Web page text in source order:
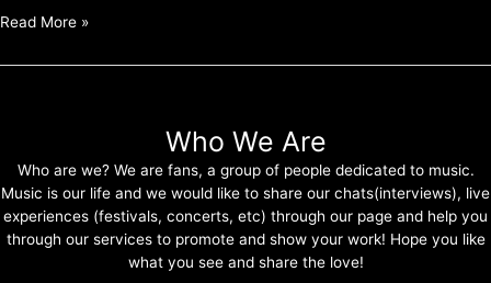
Read More »
Who We Are
Who are we? We are fans, a group of people dedicated to music.
Music is our life and we would like to share our chats(interviews), live
experiences (festivals, concerts, etc) through our page and help you
through our services to promote and show your work! Hope you like
what you see and share the love!